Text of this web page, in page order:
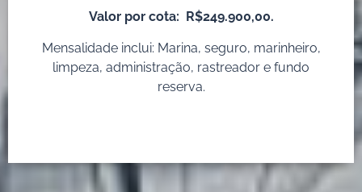
Valor por cota: R$249.900,00.
Mensalidade inclui: Marina, seguro, marinheiro,
limpeza, administração, rastreador e fundo
reserva.